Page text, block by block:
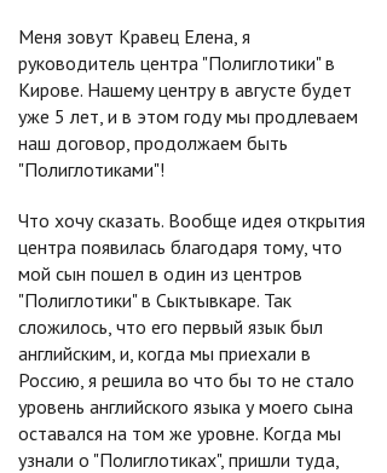
Меня зовут Кравец Елена, я
руководитель центра "Полиглотики" в
Кирове. Нашему центру в августе будет
уже 5 лет, и в этом году мы продлеваем
наш договор, продолжаем быть
"Полиглотиками"!
Что хочу сказать. Вообще идея открытия
центра появилась благодаря тому, что
мой сын пошел в один из центров
"Полиглотики" в Сыктывкаре. Так
сложилось, что его первый язык был
английским, и, когда мы приехали в
Россию, я решила во что бы то не стало
уровень английского языка у моего сына
оставался на том же уровне. Когда мы
узнали о "Полиглотиках", пришли туда,